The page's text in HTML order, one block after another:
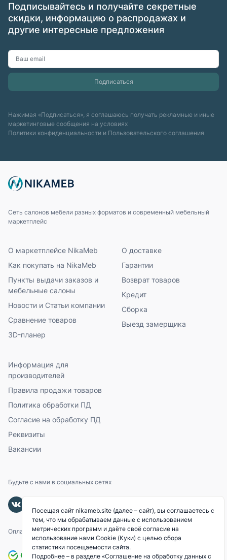
Подписывайтесь и получайте секретные
скидки, информацию о распродажах и
другие интересные предложения
Нажимая «Подписаться», я соглашаюсь получать рекламные и иные
маркетинговые сообщения на условиях
Политики конфиденциальности и Пользовательского соглашения
Сеть салонов мебели разных форматов и современный мебельный
маркетплейс
О маркетплейсе NikaMeb
Как покупать на NikaMeb
Пункты выдачи заказов и
мебельные салоны
Новости и Статьи компании
Сравнение товаров
3D-планер
О доставке
Гарантии
Возврат товаров
Кредит
Сборка
Выезд замерщика
Информация для
производителей
Правила продажи товаров
Политика обработки ПД
Согласие на обработку ПД
Реквизиты
Вакансии
Будьте с нами в социальных сетях
Оплачивайте с помощью
Посещая сайт nikameb.site (далее – сайт), вы соглашаетесь с
тем, что мы обрабатываем данные с использованием
метрических программ и даёте своё согласие на
использование нами Cookie (Куки) с целью сбора
статистики посещаемости сайта.
Подробнее – в разделе «Соглашение на обработку данных с